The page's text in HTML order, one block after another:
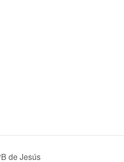
de Jesús